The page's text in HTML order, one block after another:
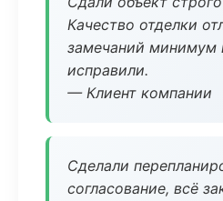
Качество отделки
замечаний минимум
исправили.
— Клиент компании
Сделали
согласование, всё